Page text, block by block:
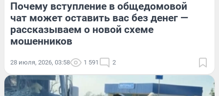
Почему вступление в общедомовой
чат может оставить вас без денег —
рассказываем о новой схеме
мошенников
28 июля, 2026, 03:58 1 591 2